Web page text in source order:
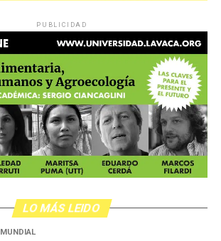
PUBLICIDAD
LO MÁS LEIDO
MUNDIAL